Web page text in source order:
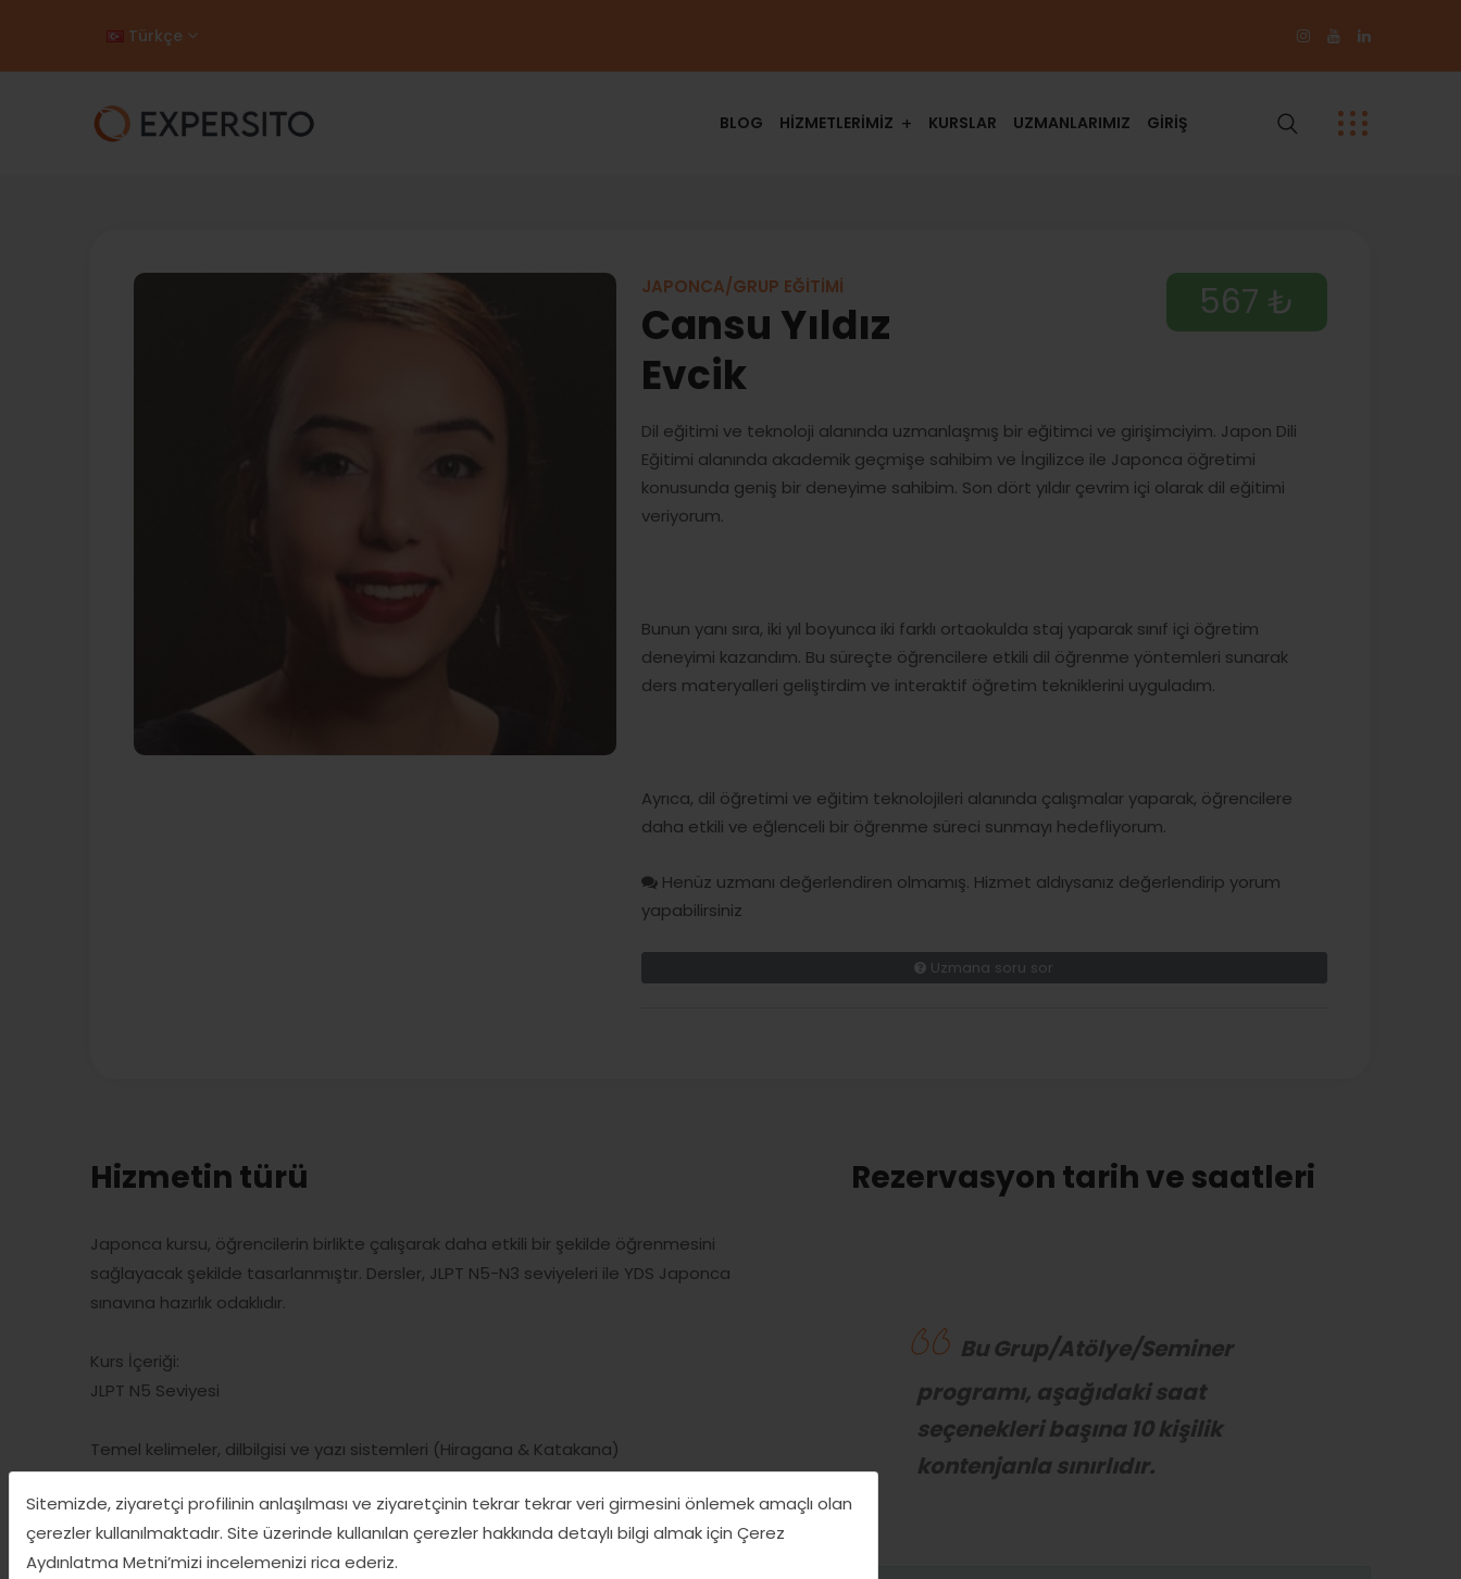
Sitemizde, ziyaretçi profilinin anlaşılması ve ziyaretçinin tekrar tekrar veri girmesini önlemek amaçlı olan
çerezler kullanılmaktadır. Site üzerinde kullanılan çerezler hakkında detaylı bilgi almak için Çerez
Aydınlatma Metni’mizi incelemenizi rica ederiz.
Türkçe
BLOG HİZMETLERİMİZ KURSLAR UZMANLARIMIZ GİRİŞ
JAPONCA/GRUP EĞİTİMİ
Cansu Yıldız
Evcik
567 ₺
Dil eğitimi ve teknoloji alanında uzmanlaşmış bir eğitimci ve girişimciyim. Japon Dili
Eğitimi alanında akademik geçmişe sahibim ve İngilizce ile Japonca öğretimi
konusunda geniş bir deneyime sahibim. Son dört yıldır çevrim içi olarak dil eğitimi
veriyorum.
Bunun yanı sıra, iki yıl boyunca iki farklı ortaokulda staj yaparak sınıf içi öğretim
deneyimi kazandım. Bu süreçte öğrencilere etkili dil öğrenme yöntemleri sunarak
ders materyalleri geliştirdim ve interaktif öğretim tekniklerini uyguladım.
Ayrıca, dil öğretimi ve eğitim teknolojileri alanında çalışmalar yaparak, öğrencilere
daha etkili ve eğlenceli bir öğrenme süreci sunmayı hedefliyorum.
Henüz uzmanı değerlendiren olmamış. Hizmet aldıysanız değerlendirip yorum
yapabilirsiniz
Uzmana soru sor
Hizmetin türü
Japonca kursu, öğrencilerin birlikte çalışarak daha etkili bir şekilde öğrenmesini
sağlayacak şekilde tasarlanmıştır. Dersler, JLPT N5-N3 seviyeleri ile YDS Japonca
sınavına hazırlık odaklıdır.
Kurs İçeriği:
JLPT N5 Seviyesi
Temel kelimeler, dilbilgisi ve yazı sistemleri (Hiragana & Katakana)
Günlük konuşmalarda kullanılan basit ifadeler
Temel okuma ve dinleme çalışmaları
Rezervasyon tarih ve saatleri
Bu Grup/Atölye/Seminer
programı, aşağıdaki saat
seçenekleri başına 10 kişilik
kontenjanla sınırlıdır.